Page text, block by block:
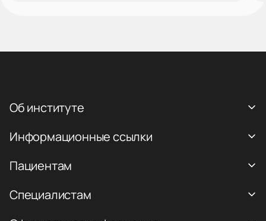
Об институте
Информационные ссылки
Пациентам
Специалистам